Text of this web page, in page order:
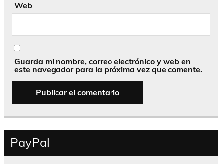
Web
Guarda mi nombre, correo electrónico y web en
este navegador para la próxima vez que comente.
PayPal